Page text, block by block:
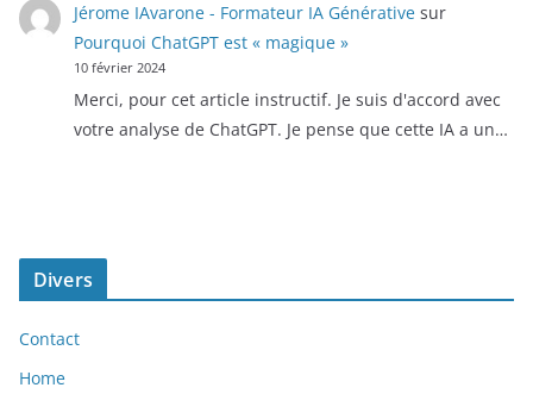
Jérome IAvarone - Formateur IA Générativesur
Pourquoi ChatGPT est « magique »
10 février 2024
Merci, pour cet article instructif. Je suis d'accord avec
votre analyse de ChatGPT. Je pense que cette IA a un…
Divers
Contact
Home